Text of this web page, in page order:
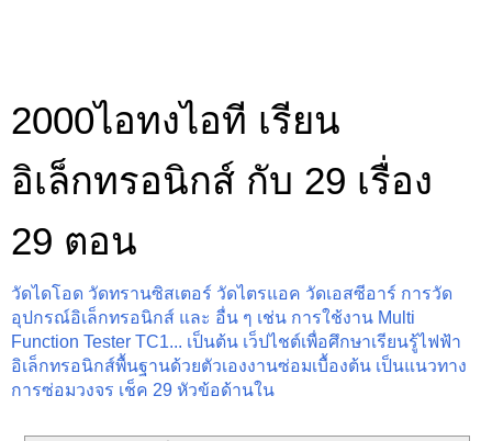
2000ไอทงไอที เรียน
อิเล็กทรอนิกส์ กับ 29 เรื่อง
29 ตอน
วัดไดโอด วัดทรานซิสเตอร์ วัดไตรแอค วัดเอสซีอาร์ การวัด
อุปกรณ์อิเล็กทรอนิกส์ และ อื่น ๆ เช่น การใช้งาน Multi
Function Tester TC1... เป็นต้น เว็ปไชต์เพื่อศึกษาเรียนรู้ไฟฟ้า
อิเล็กทรอนิกส์พื้นฐานด้วยตัวเองงานซ่อมเบื้องต้น เป็นแนวทาง
การซ่อมวงจร เช็ค 29 หัวข้อด้านใน